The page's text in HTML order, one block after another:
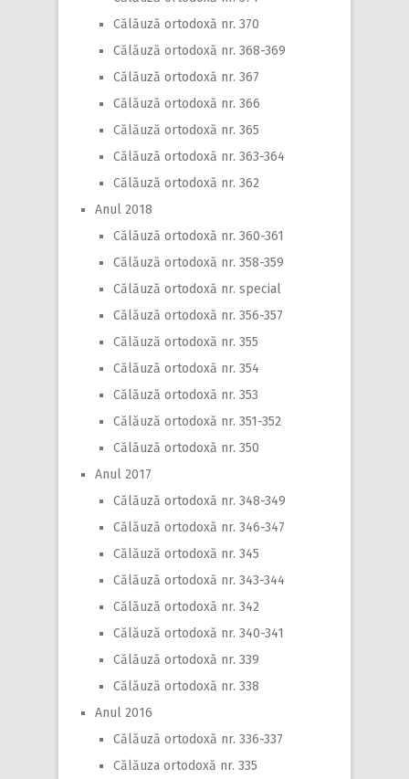
Călăuză ortodoxă nr. 370
Călăuză ortodoxă nr. 368-369
Călăuză ortodoxă nr. 367
Călăuză ortodoxă nr. 366
Călăuză ortodoxă nr. 365
Călăuză ortodoxă nr. 363-364
Călăuză ortodoxă nr. 362
Anul 2018
Călăuză ortodoxă nr. 360-361
Călăuză ortodoxă nr. 358-359
Călăuză ortodoxă nr. special
Călăuză ortodoxă nr. 356-357
Călăuză ortodoxă nr. 355
Călăuză ortodoxă nr. 354
Călăuză ortodoxă nr. 353
Călăuză ortodoxă nr. 351-352
Călăuză ortodoxă nr. 350
Anul 2017
Călăuză ortodoxă nr. 348-349
Călăuză ortodoxă nr. 346-347
Călăuză ortodoxă nr. 345
Călăuză ortodoxă nr. 343-344
Călăuză ortodoxă nr. 342
Călăuză ortodoxă nr. 340-341
Călăuză ortodoxă nr. 339
Călăuză ortodoxă nr. 338
Anul 2016
Călăuză ortodoxă nr. 336-337
Călăuza ortodoxă nr. 335